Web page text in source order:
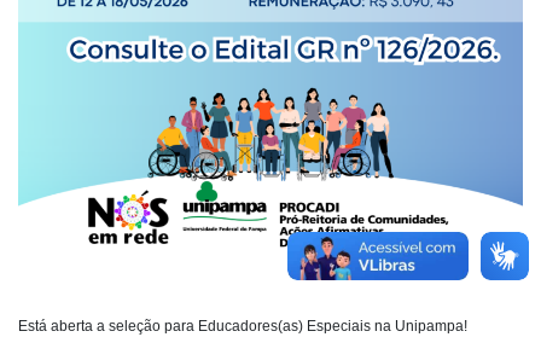
Está aberta a seleção para Educadores(as) Especiais na Unipampa!